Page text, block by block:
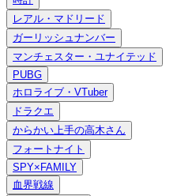
レアル・マドリード
ガーリッシュナンバー
マンチェスター・ユナイテッド
PUBG
ホロライブ・VTuber
ドラクエ
からかい上手の高木さん
フォートナイト
SPY×FAMILY
血界戦線